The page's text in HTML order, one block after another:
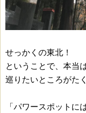
せっかくの東北！
ということで、本当
巡りたいところがた
「パワースポットに